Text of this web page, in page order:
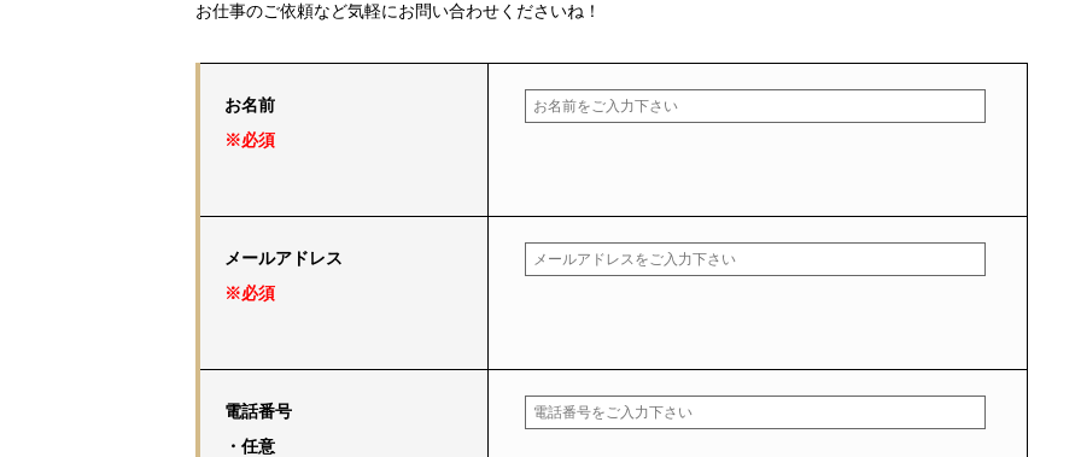
お仕事のご依頼など気軽にお問い合わせくださいね！
お名前
※必須
メールアドレス
※必須
電話番号
・任意